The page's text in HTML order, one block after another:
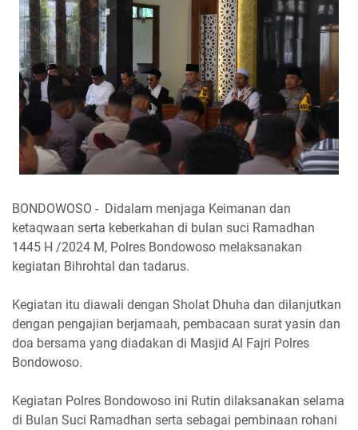
BONDOWOSO - Didalam menjaga Keimanan dan
ketaqwaan serta keberkahan di bulan suci Ramadhan
1445 H /2024 M, Polres Bondowoso melaksanakan
kegiatan Bihrohtal dan tadarus.
Kegiatan itu diawali dengan Sholat Dhuha dan dilanjutkan
dengan pengajian berjamaah, pembacaan surat yasin dan
doa bersama yang diadakan di Masjid Al Fajri Polres
Bondowoso.
Kegiatan Polres Bondowoso ini Rutin dilaksanakan selama
di Bulan Suci Ramadhan serta sebagai pembinaan rohani